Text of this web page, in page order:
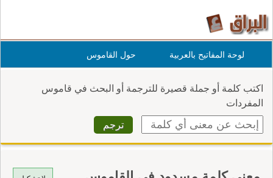
لوحة المفاتيح بالعربية حول القاموس
اكتب كلمة أو جملة قصيرة للترجمة أو البحث في قاموس
المفردات